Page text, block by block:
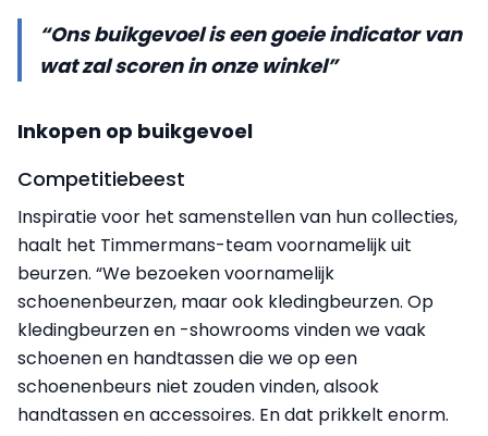
“Ons buikgevoel is een goeie indicator van
wat zal scoren in onze winkel”
Inkopen op buikgevoel
Competitiebeest
Inspiratie voor het samenstellen van hun collecties,
haalt het Timmermans-team voornamelijk uit
beurzen. “We bezoeken voornamelijk
schoenenbeurzen, maar ook kledingbeurzen. Op
kledingbeurzen en -showrooms vinden we vaak
schoenen en handtassen die we op een
schoenenbeurs niet zouden vinden, alsook
handtassen en accessoires. En dat prikkelt enorm.